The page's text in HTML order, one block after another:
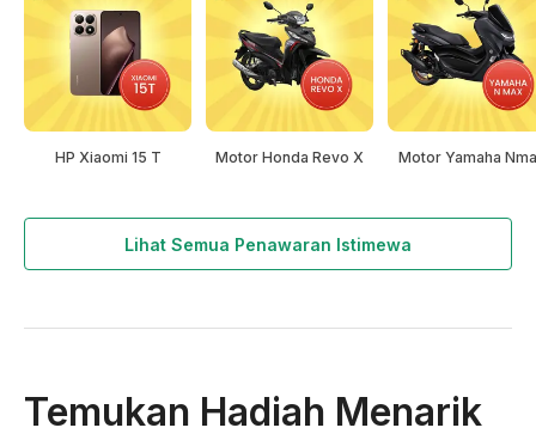
HP Xiaomi 15 T Motor Honda Revo X Motor Yamaha
Lihat Semua Penawaran Istimewa
Temukan Hadiah Menarik